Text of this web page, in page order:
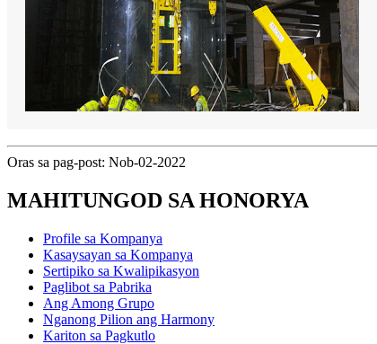
Oras sa pag-post: Nob-02-2022
MAHITUNGOD SA HONORYA
Profile sa Kompanya
Kasaysayan sa Kompanya
Sertipiko sa Kwalipikasyon
Paglibot sa Pabrika
Ang Among Grupo
Nganong Pilion ang Harmony
Kariton sa Pagkutlo